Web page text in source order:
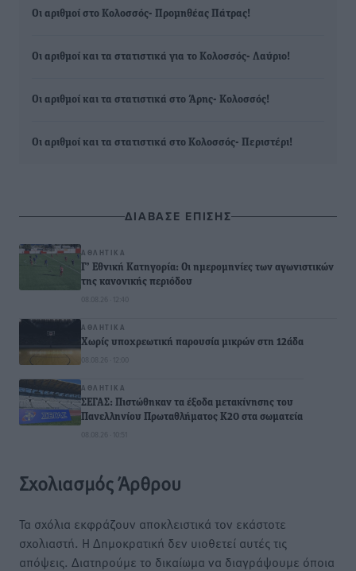
Οι αριθμοί στο Κολοσσός- Προμηθέας Πάτρας!
Οι αριθμοί και τα στατιστικά για το Κολοσσός- Λαύριο!
Οι αριθμοί και τα στατιστικά στο Άρης- Κολοσσός!
Οι αριθμοί και τα στατιστικά στο Κολοσσός- Περιστέρι!
ΔΙΑΒΑΣΕ ΕΠΙΣΗΣ
ΑΘΛΗΤΙΚΆ
Γ’ Εθνική Κατηγορία: Οι ημερομηνίες των αγωνιστικών
της κανονικής περιόδου
08.08.26 · 12:40
ΑΘΛΗΤΙΚΆ
Χωρίς υποχρεωτική παρουσία μικρών στη 12άδα
08.08.26 · 12:00
ΑΘΛΗΤΙΚΆ
ΣΕΓΑΣ: Πιστώθηκαν τα έξοδα μετακίνησης του
Πανελληνίου Πρωταθλήματος Κ20 στα σωματεία
08.08.26 · 10:51
Σχολιασμός Άρθρου
Τα σχόλια εκφράζουν αποκλειστικά τον εκάστοτε
σχολιαστή. Η Δημοκρατική δεν υιοθετεί αυτές τις
απόψεις. Διατηρούμε το δικαίωμα να διαγράψουμε όποια